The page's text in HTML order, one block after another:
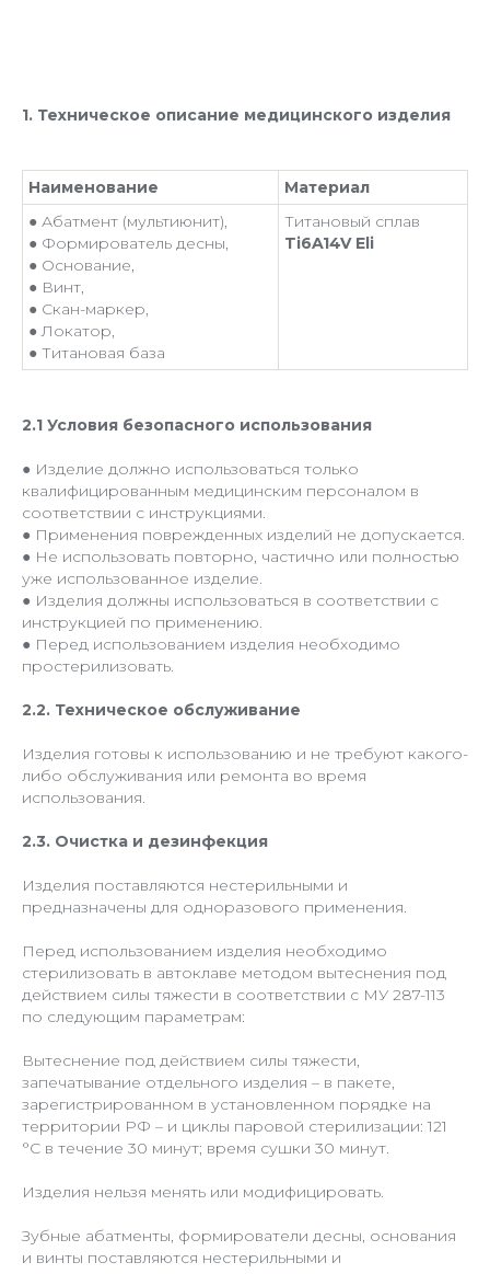
1. Техническое описание медицинского изделия
Наименование
Материал
● Абатмент (мультиюнит),
● Формирователь десны,
● Основание,
● Винт,
● Скан-маркер,
● Локатор,
● Титановая база
Титановый сплав
Ti6A14V Eli
2.1 Условия безопасного использования
● Изделие должно использоваться только
квалифицированным медицинским персоналом в
соответствии с инструкциями.
● Применения поврежденных изделий не допускается.
● Не использовать повторно, частично или полностью
уже использованное изделие.
● Изделия должны использоваться в соответствии с
инструкцией по применению.
● Перед использованием изделия необходимо
простерилизовать.
2.2. Техническое обслуживание
Изделия готовы к использованию и не требуют какого-
либо обслуживания или ремонта во время
использования.
2.3. Очистка и дезинфекция
Изделия поставляются нестерильными и
предназначены для одноразового применения.
Перед использованием изделия необходимо
стерилизовать в автоклаве методом вытеснения под
действием силы тяжести в соответствии с МУ 287-113
по следующим параметрам:
Вытеснение под действием силы тяжести,
запечатывание отдельного изделия – в пакете,
зарегистрированном в установленном порядке на
территории РФ – и циклы паровой стерилизации: 121
°С в течение 30 минут; время сушки 30 минут.
Изделия нельзя менять или модифицировать.
Зубные абатменты, формирователи десны, основания
и винты поставляются нестерильными и